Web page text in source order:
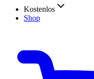
Kostenlos
Shop